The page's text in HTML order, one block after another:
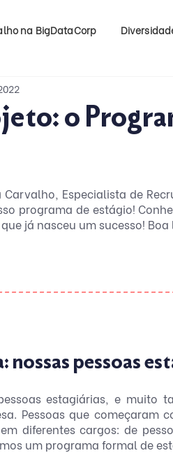
na BigDataCorp
o
Especialista de
programa de estágio!
já nasceu um sucesso! Boa
pessoas
estagiárias, e muito
Pessoas que começaram
diferentes cargos: de
um programa formal de